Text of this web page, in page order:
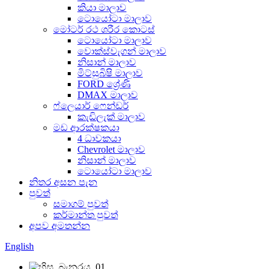
කියා මාලාව
ටොයෝටා මාලාව
මෝටර් රථ ශරීර කොටස්
ටොයෝටා මාලාව
වොක්ස්වැගන් මාලාව
නිසාන් මාලාව
මිට්සුබිෂි මාලාව
FORD ශ්‍රේණි
DMAX මාලාව
ෆ්ලෙයාර් ෆෙන්ඩර්
කැඩිලැක් මාලාව
මඩ ආරක්ෂකයා
4 ධාවකයා
Chevrolet මාලාව
නිසාන් මාලාව
ටොයෝටා මාලාව
නිතර අසන පැන
පුවත්
සමාගම් පුවත්
කර්මාන්ත පුවත්
අපව අමතන්න
English